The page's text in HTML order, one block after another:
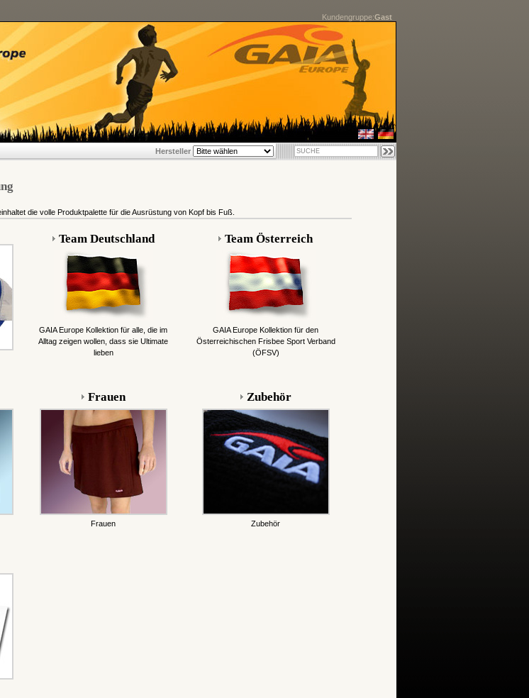
Kundengruppe:Gast
Hersteller
die volle Produktpalette für die Ausrüstung von Kopf bis Fuß.
Team Deutschland
GAIA Europe Kollektion für alle, die im
Alltag zeigen wollen, dass sie Ultimate
lieben
Team Österreich
GAIA Europe Kollektion für den
Österreichischen Frisbee Sport Verband
(ÖFSV)
Frauen
Frauen
Zubehör
Zubehör